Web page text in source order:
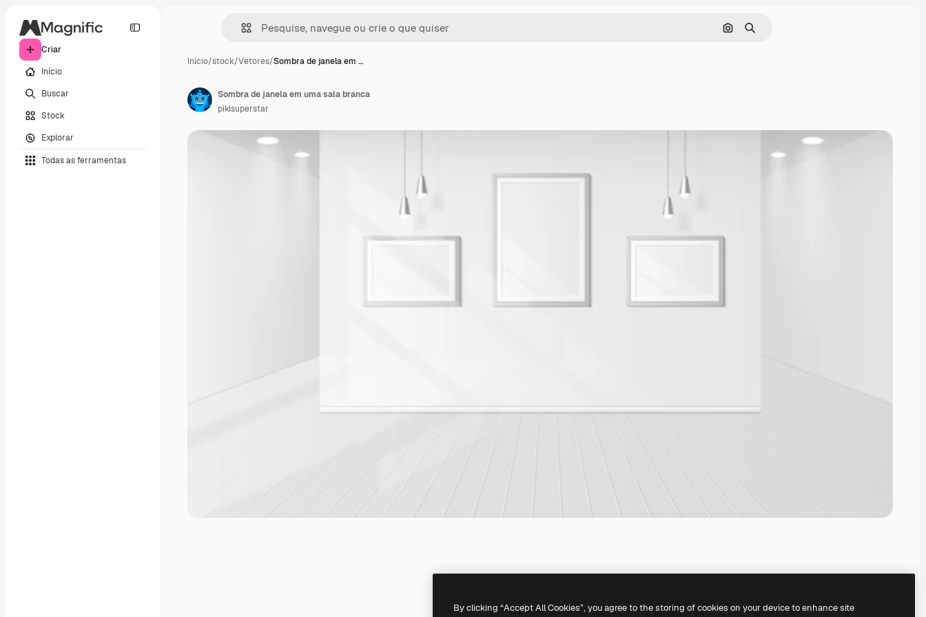
Criar
Início
Buscar
Stock
Explorar
Todas as ferramentas
Pesquisar por imagem
Buscar
Início/stock/Vetores/Sombra de janela em …
Sombra de janela em uma sala branca
pikisuperstar
By clicking “Accept All Cookies”, you agree to the storing of cookies on your device to enhance site